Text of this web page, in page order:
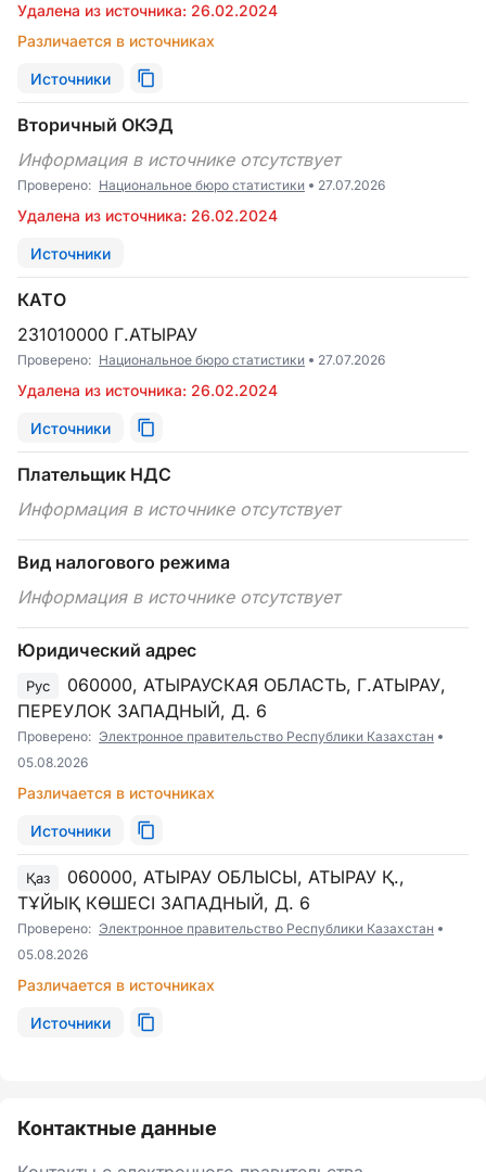
Удалена из источника: 26.02.2024
Различается в источниках
Источники
Вторичный ОКЭД
Информация в источнике отсутствует
Проверено: Национальное бюро статистики 27.07.2026
Удалена из источника: 26.02.2024
Источники
КАТО
231010000 Г.АТЫРАУ
Проверено: Национальное бюро статистики 27.07.2026
Удалена из источника: 26.02.2024
Источники
Плательщик НДС
Информация в источнике отсутствует
Вид налогового режима
Информация в источнике отсутствует
Юридический адрес
Рус
060000, АТЫРАУСКАЯ ОБЛАСТЬ, Г.АТЫРАУ,
ПЕРЕУЛОК ЗАПАДНЫЙ, Д. 6
Проверено: Электронное правительство Республики Казахстан
05.08.2026
Различается в источниках
Источники
Қаз
060000, АТЫРАУ ОБЛЫСЫ, АТЫРАУ Қ.,
ТҰЙЫҚ КӨШЕСІ ЗАПАДНЫЙ, Д. 6
Проверено: Электронное правительство Республики Казахстан
05.08.2026
Различается в источниках
Источники
Контактные данные